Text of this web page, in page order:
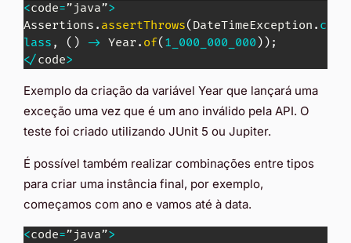
<code=”java”>
Assertions . assertThrows( DateTimeException . c
lass , ( ) -> Year. of( 1_000_000_000 ) ) ;
</code>
Exemplo da criação da variável Year que lançará uma
exceção uma vez que é um ano inválido pela API. O
teste foi criado utilizando JUnit 5 ou Jupiter.
É possível também realizar combinações entre tipos
para criar uma instância final, por exemplo,
começamos com ano e vamos até à data.
<code=”java”>